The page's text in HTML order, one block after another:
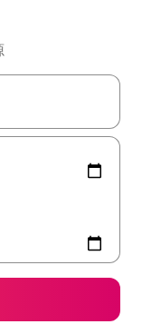
通过点击或滑动手势